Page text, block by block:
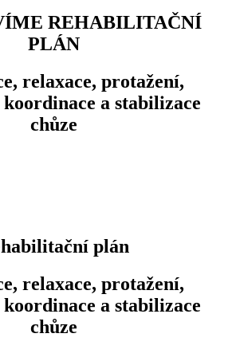
REHABILITAČNÍ
PLÁN
relaxace, protažení,
a stabilizace
chůze
plán
relaxace, protažení,
a stabilizace
chůze